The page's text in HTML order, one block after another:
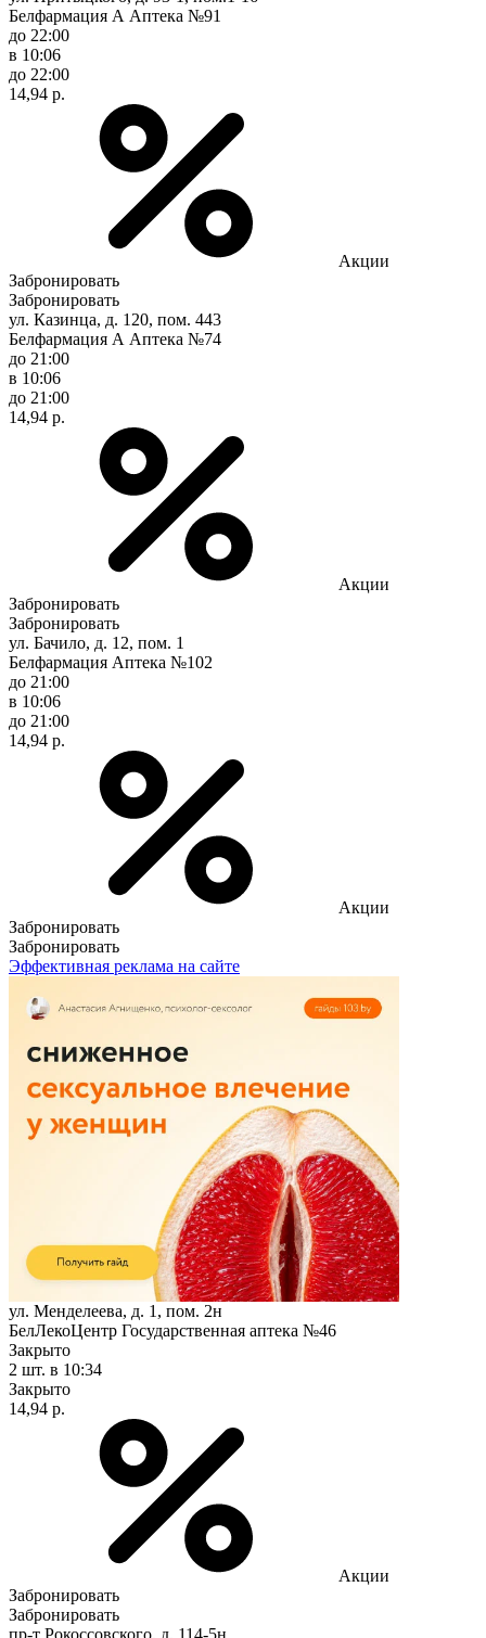
Белфармация А Аптека №91
до 22:00
в 10:06
до 22:00
14,94 р.
Акции
Забронировать
Забронировать
ул. Казинца, д. 120, пом. 443
Белфармация А Аптека №74
до 21:00
в 10:06
до 21:00
14,94 р.
Акции
Забронировать
Забронировать
ул. Бачило, д. 12, пом. 1
Белфармация Аптека №102
до 21:00
в 10:06
до 21:00
14,94 р.
Акции
Забронировать
Забронировать
Эффективная реклама на сайте
ул. Менделеева, д. 1, пом. 2н
БелЛекоЦентр Государственная аптека №46
Закрыто
2 шт. в 10:34
Закрыто
14,94 р.
Акции
Забронировать
Забронировать
пр-т Рокоссовского, д. 114-5н